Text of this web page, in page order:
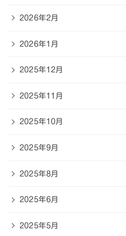
2026年2月
2026年1月
2025年12月
2025年11月
2025年10月
2025年9月
2025年8月
2025年6月
2025年5月